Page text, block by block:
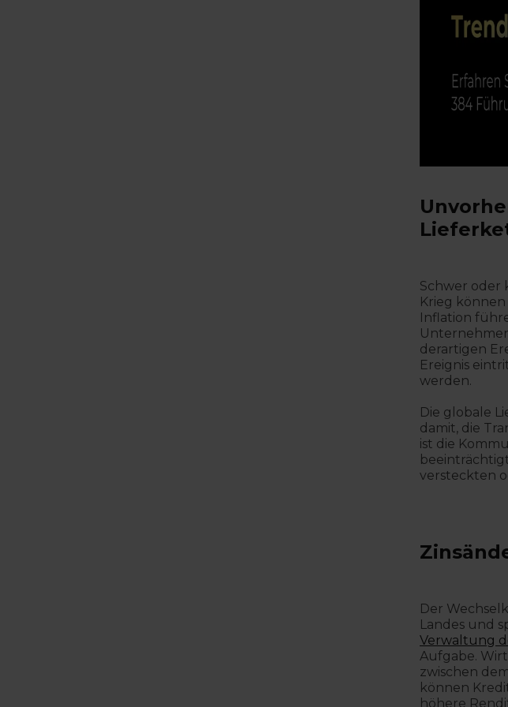
Schwer oder
Krieg
Inflation
derartigen
Ereignis
werden.
Die globale
damit, die
ist die
versteckten
Der
Landes und
Verwaltung
Aufgabe.
zwischen
können
höhere